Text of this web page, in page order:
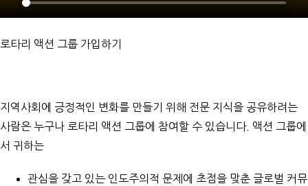
로타리 액션 그룹 가입하기
지역사회에 긍정적인 변화를 만들기 위해 전문 지식을 공유하려는
사람은 누구나 로타리 액션 그룹에 참여할 수 있습니다. 액션 그룹에
서 귀하는
관심을 갖고 있는 인도주의적 문제에 초점을 맞춘 글로벌 커뮤